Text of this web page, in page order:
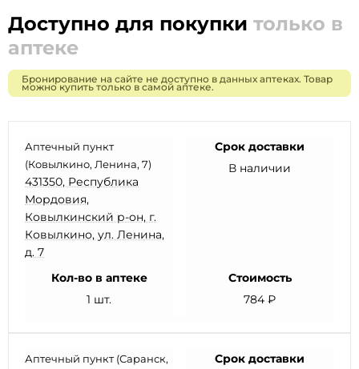
Доступно для покупки только в
аптеке
Бронирование на сайте не доступно в данных аптеках. Товар
можно купить только в самой аптеке.
Аптечный пункт
(Ковылкино, Ленина, 7)
431350, Республика
Мордовия,
Ковылкинский р-он, г.
Ковылкино, ул. Ленина,
д. 7
Срок доставки
В наличии
Кол-во в аптеке
1 шт.
Стоимость
784 ₽
Аптечный пункт (Саранск,
Срок доставки